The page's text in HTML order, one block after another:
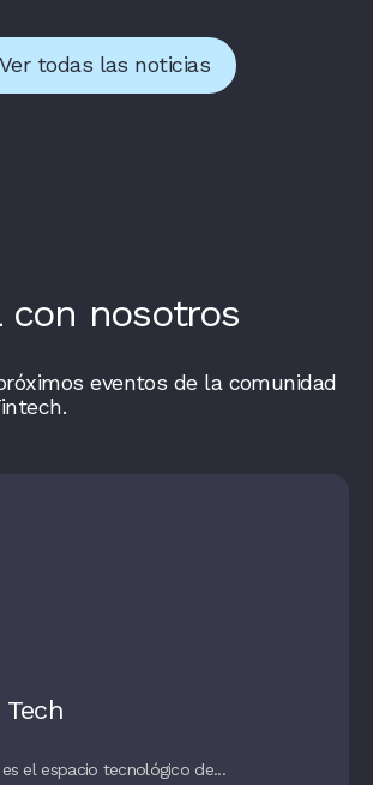
Ver todas las noticias
con nosotros
eventos de la comunidad
Tech
es el espacio tecnológico de...